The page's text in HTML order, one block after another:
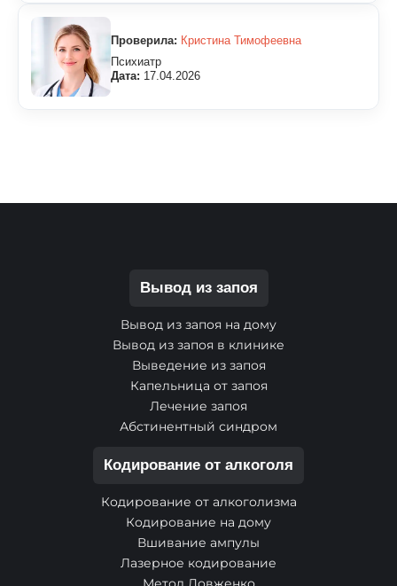
Проверила: Кристина Тимофеевна
Психиатр
Дата: 17.04.2026
Вывод из запоя
Вывод из запоя на дому
Вывод из запоя в клинике
Выведение из запоя
Капельница от запоя
Лечение запоя
Абстинентный синдром
Кодирование от алкоголя
Кодирование от алкоголизма
Кодирование на дому
Вшивание ампулы
Лазерное кодирование